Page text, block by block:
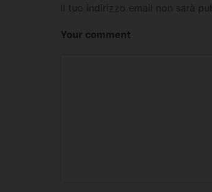
Il tuo indirizzo email non sarà
Your comment